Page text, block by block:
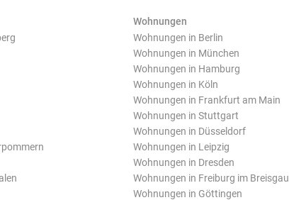
Wohnungen
Wohnungen in Berlin
Wohnungen in München
Wohnungen in Hamburg
Wohnungen in Köln
Wohnungen in Frankfurt am Main
Wohnungen in Stuttgart
Wohnungen in Düsseldorf
Wohnungen in Leipzig
Wohnungen in Dresden
Wohnungen in Freiburg im Breisgau
Wohnungen in Göttingen